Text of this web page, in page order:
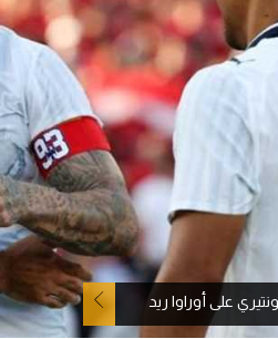
الدوري السعودي للمحترفين
دوري أبطال أوروبا
دوري أبطال إفريقيا
كل البطولات
على أوراوا ريد